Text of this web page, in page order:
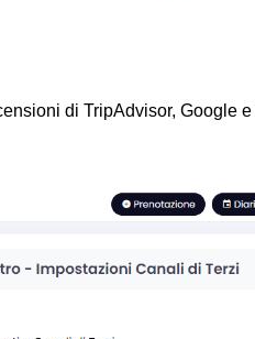
di TripAdvisor, Google